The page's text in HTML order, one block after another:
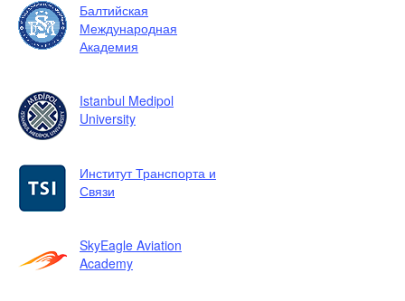
Балтийская
Международная
Академия
Istanbul Medipol
University
Институт Транспорта и
Связи
SkyEagle Aviation
Academy